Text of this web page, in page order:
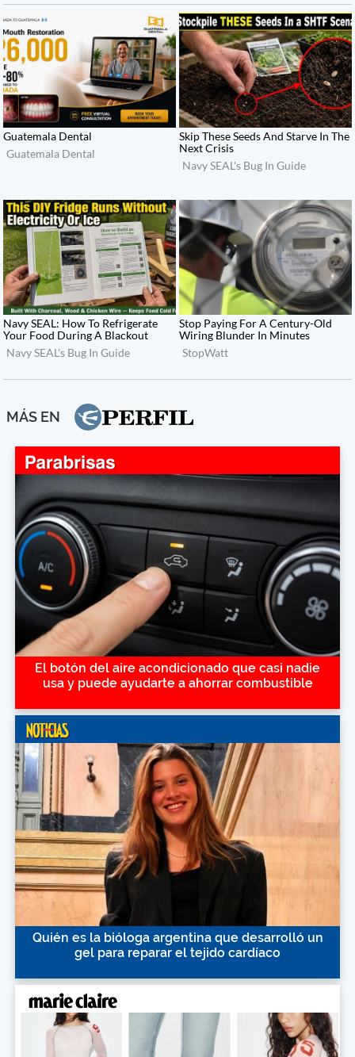
MÁS EN
El botón del aire acondicionado que casi nadie
usa y puede ayudarte a ahorrar combustible
Quién es la bióloga argentina que desarrolló un
gel para reparar el tejido cardíaco